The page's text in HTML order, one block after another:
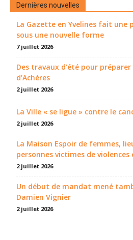
Dernières nouvelles
La Gazette en Yvelines fait une
sous une nouvelle forme
7 juillet 2026
Des travaux d’été pour
d’Achères
2 juillet 2026
La Ville « se ligue » contre le
2 juillet 2026
La Maison Espoir de femmes,
personnes victimes de violences
2 juillet 2026
Un début de mandat mené
Damien Vignier
2 juillet 2026